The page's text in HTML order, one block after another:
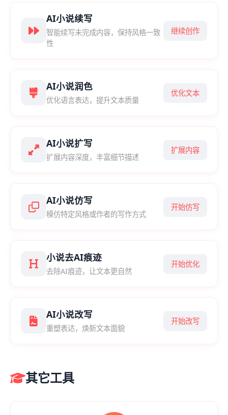
AI小说续写
智能续写未完成内容，保持风格一致
性
继续创作
AI小说润色
优化语言表达，提升文本质量
优化文本
AI小说扩写
扩展内容深度，丰富细节描述
扩展内容
AI小说仿写
模仿特定风格或作者的写作方式
开始仿写
小说去AI痕迹
去除AI痕迹，让文本更自然
开始优化
AI小说改写
重塑表达，焕新文本面貌
开始改写
其它工具